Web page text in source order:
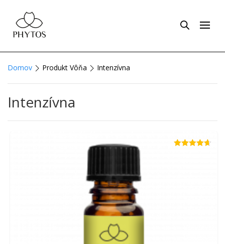
Domov Produkt Vôňa Intenzívna
Intenzívna